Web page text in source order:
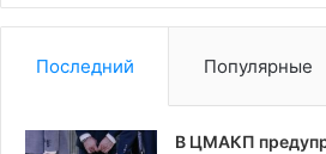
Последний Популярные
В ЦМАКП